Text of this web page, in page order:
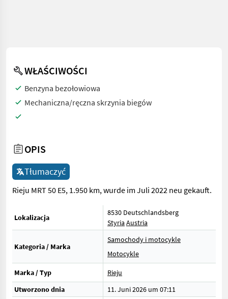
WŁAŚCIWOŚCI
Benzyna bezołowiowa
Mechaniczna/ręczna skrzynia biegów
OPIS
Tłumaczyć
Rieju MRT 50 E5, 1.950 km, wurde im Juli 2022 neu gekauft.
Lokalizacja
8530 Deutschlandsberg
Styria Austria
Kategoria / Marka
Samochody i motocykle
Motocykle
Marka / Typ
Rieju
Utworzono dnia
11. Juni 2026 um 07:11